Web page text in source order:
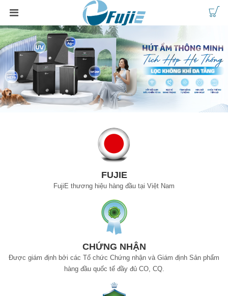
FUJIE
FujiE thương hiệu hàng đầu tại Việt Nam
CHỨNG NHẬN
Được giám định bởi các Tổ chức Chứng nhận và Giám định Sản phẩm
hàng đầu quốc tế đầy đủ CO, CQ.